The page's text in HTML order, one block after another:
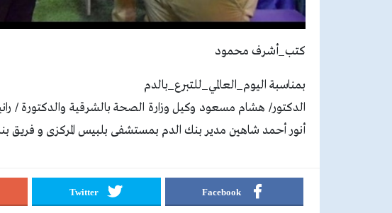
كتب_أشرف محمود
بمناسبة اليوم_العالمي_للتبرع_بالدم
الدكتور/ هشام مسعود وكيل وزارة الصحة بالشرقية والدكتورة /
أنور أحمد شاهين مدير بنك الدم بمستشفى بلبيس المركزى و فريق
Facebook
Twitter